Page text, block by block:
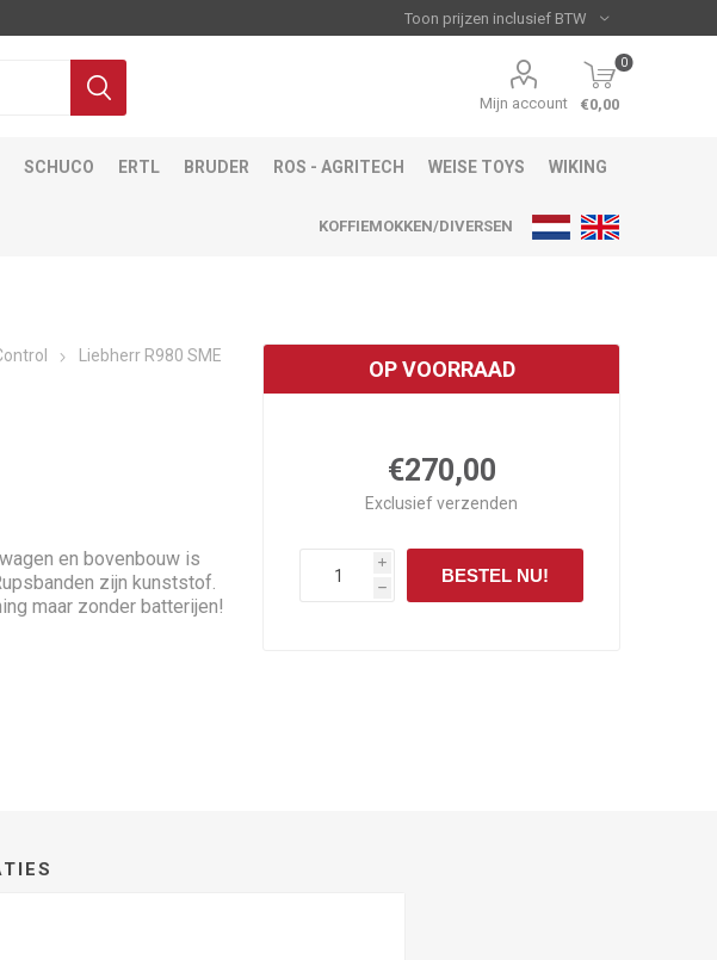
Mijn account
0
€0,00
SCHUCO ERTL BRUDER ROS - AGRITECH WEISE TOYS WIKING
KOFFIEMOKKEN/DIVERSEN
Liebherr R980 SME
en bovenbouw is
zijn kunststof.
maar zonder batterijen!
OP VOORRAAD
€270,00
Exclusiefverzenden
i
h
BESTEL NU!